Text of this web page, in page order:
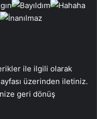
ile ilgili olarak
üzerinden iletiniz.
geri dönüş